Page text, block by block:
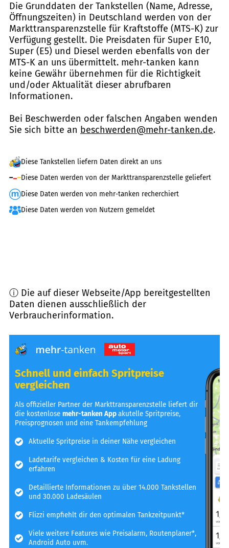
Die Grunddaten der Tankstellen (Name, Adresse,
Öffnungszeiten) in Deutschland werden von der
Markttransparenzstelle für Kraftstoffe (MTS-K) zur
Verfügung gestellt. Die Preisdaten für Super E10,
Super (E5) und Diesel werden ebenfalls von der
MTS-K an uns übermittelt. mehr-tanken kann
keine Gewähr übernehmen für die Richtigkeit
und/oder Aktualität dieser abrufbaren
Informationen.
Bei Beschwerden oder falschen Angaben wenden
Sie sich bitte an beschwerden@mehr-tanken.de.
Diese Tankstellen liefern Daten direkt an uns
Diese Daten werden von der Markttransparenzstelle geliefert
Diese Daten werden von mehr-tanken recherchiert
Diese Daten werden von Nutzern gemeldet
ⓘ Die auf dieser Webseite/App bereitgestellten
Daten dienen ausschließlich der
Verbraucherinformation.
Schnell und einfach Spritpreise
vergleichen
Als offizieller Partner der Markttransparenzstelle liefert dir
die kostenlosemehr-tanken Appakutelle Spritpreise,
Preisprognosen und eine Tankempfehlung
Aktuelle Spritpreise in deiner Nähe vergleichen
Ladetarife vergleichen & Kosten für eine Ladung
erfahren
Detaillierte Informationen zu über 14.000 Tankstellen
und 30.000 Ladesäulen
Flizzi empfiehlt dir den optimalen Tankzeitpunkt*
Viele weitere Features wie Preisalarm, Routenplaner*,
Android Auto uvm.